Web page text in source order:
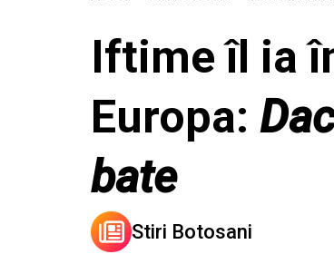
Iftime îl ia
Europa:
bate
Stiri Botosani